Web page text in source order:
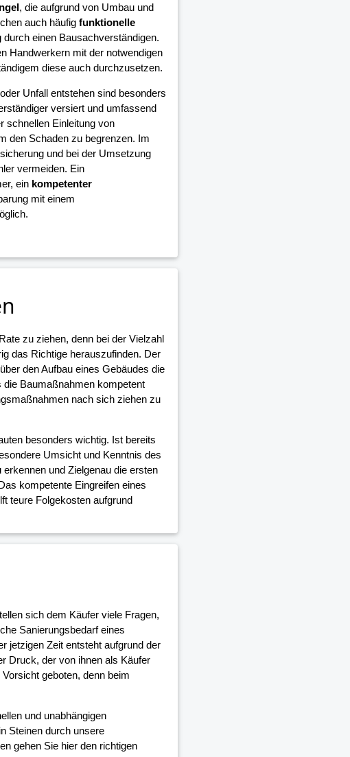
, die aufgrund von Umbau und
auch häufig funktionelle
einen Bausachverständigen.
Handwerkern mit der notwendigen
diese auch durchzusetzen.
Unfall entstehen sind besonders
versiert und umfassend
schnellen Einleitung von
den Schaden zu begrenzen. Im
und bei der Umsetzung
vermeiden. Ein
ein kompetenter
mit einem
zu ziehen, denn bei der Vielzahl
das Richtige herauszufinden. Der
den Aufbau eines Gebäudes die
Baumaßnahmen kompetent
nach sich ziehen zu
besonders wichtig. Ist bereits
Umsicht und Kenntnis des
und Zielgenau die ersten
kompetente Eingreifen eines
teure Folgekosten aufgrund
sich dem Käufer viele Fragen,
Sanierungsbedarf eines
jetzigen Zeit entsteht aufgrund der
Druck, der von ihnen als Käufer
geboten, denn beim
und unabhängigen
Steinen durch unsere
gehen Sie hier den richtigen